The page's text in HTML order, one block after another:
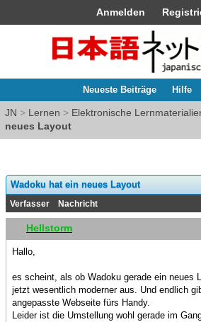
Anmelden
Neueste Beiträge Hilfe
JN > Lernen > Elektronische
neues Layout
Wadoku hat ein neues Layout
Verfasser Nachricht
Hellstorm
Hallo,
es scheint, als ob Wadoku gerade ein neues
jetzt wesentlich moderner aus. Und endlich
angepasste Webseite fürs Handy.
Leider ist die Umstellung wohl gerade im